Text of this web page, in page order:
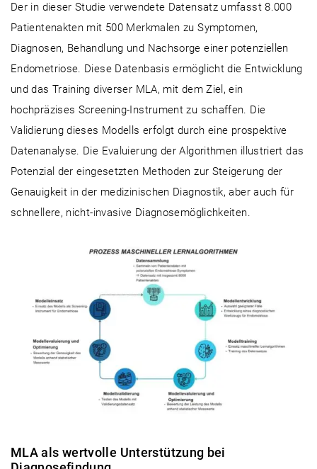
Der in dieser Studie verwendete Datensatz umfasst 8.000
Patientenakten mit 500 Merkmalen zu Symptomen,
Diagnosen, Behandlung und Nachsorge einer potenziellen
Endometriose. Diese Datenbasis ermöglicht die Entwicklung
und das Training diverser MLA, mit dem Ziel, ein
hochpräzises Screening-Instrument zu schaffen. Die
Validierung dieses Modells erfolgt durch eine prospektive
Datenanalyse. Die Evaluierung der Algorithmen illustriert das
Potenzial der eingesetzten Methoden zur Steigerung der
Genauigkeit in der medizinischen Diagnostik, aber auch für
schnellere, nicht-invasive Diagnosemöglichkeiten.
MLA als wertvolle Unterstützung bei